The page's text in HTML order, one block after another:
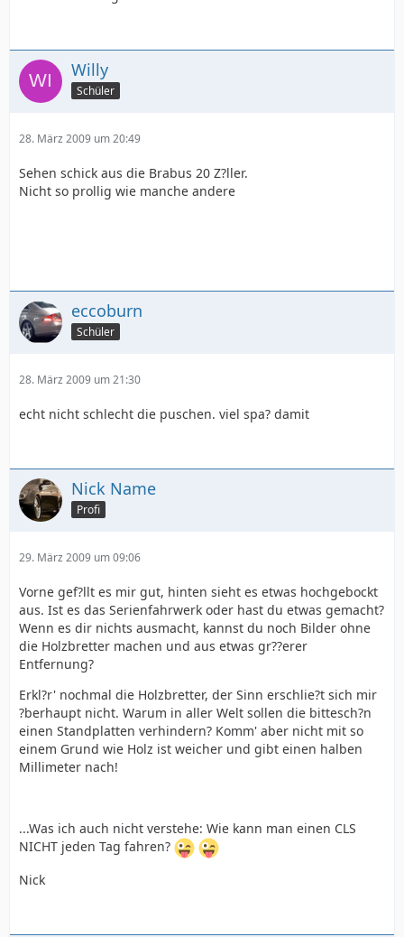
Willy
Schüler
28. März 2009 um 20:49
Sehen schick aus die Brabus 20 Z?ller.
Nicht so prollig wie manche andere
eccoburn
Schüler
28. März 2009 um 21:30
echt nicht schlecht die puschen. viel spa? damit
Nick Name
Profi
29. März 2009 um 09:06
Vorne gef?llt es mir gut, hinten sieht es etwas hochgebockt
aus. Ist es das Serienfahrwerk oder hast du etwas gemacht?
Wenn es dir nichts ausmacht, kannst du noch Bilder ohne
die Holzbretter machen und aus etwas gr??erer
Entfernung?
Erkl?r' nochmal die Holzbretter, der Sinn erschlie?t sich mir
?berhaupt nicht. Warum in aller Welt sollen die bittesch?n
einen Standplatten verhindern? Komm' aber nicht mit so
einem Grund wie Holz ist weicher und gibt einen halben
Millimeter nach!
...Was ich auch nicht verstehe: Wie kann man einen CLS
NICHT jeden Tag fahren?
Nick